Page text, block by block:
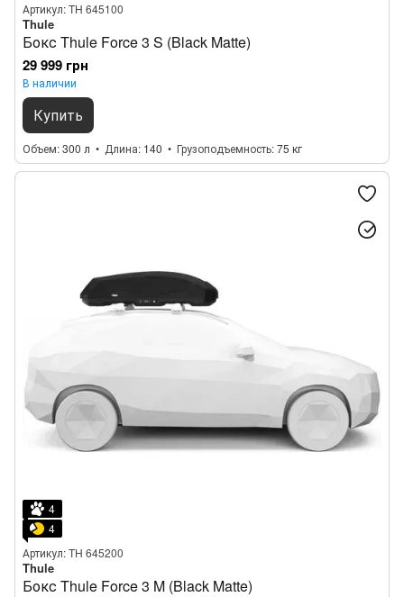
Артикул: TH 645100
Thule
Бокс Thule Force 3 S (Black Matte)
29 999 грн
В наличии
Купить
Объем 300 л Длина 140 Грузоподъемность 75 кг
4
4
Артикул: TH 645200
Thule
Бокс Thule Force 3 M (Black Matte)